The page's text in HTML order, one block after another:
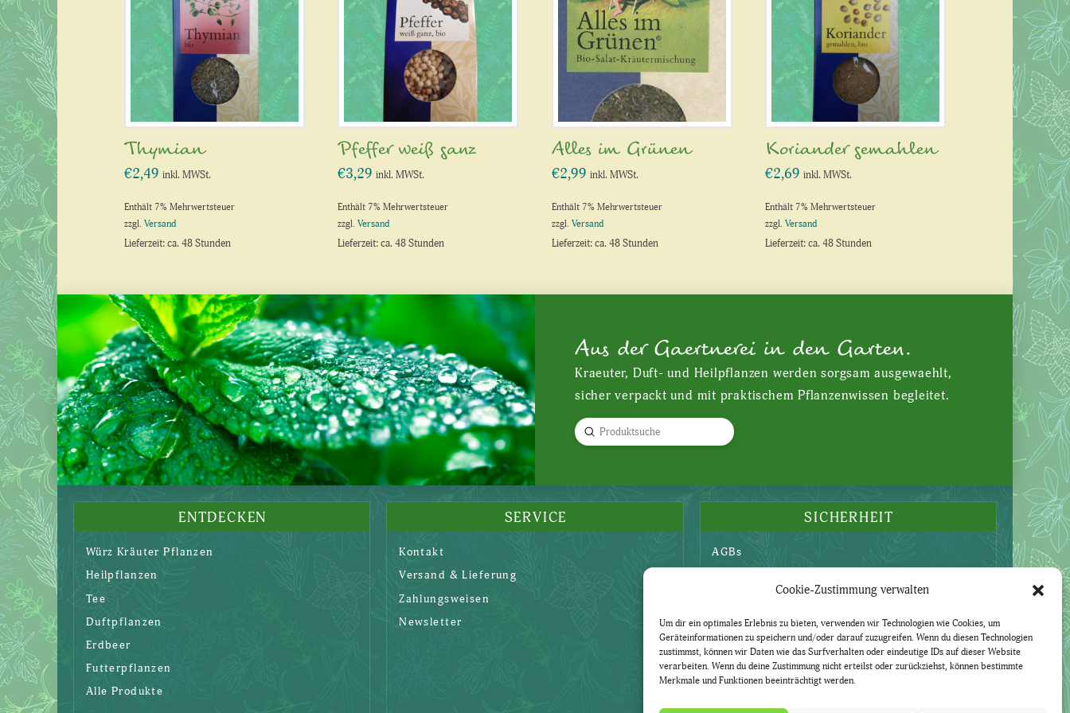
Cookie-Zustimmung verwalten
Um dir ein optimales Erlebnis zu bieten, verwenden wir Technologien wie Cookies, um
Geräteinformationen zu speichern und/oder darauf zuzugreifen. Wenn du diesen Technologien
zustimmst, können wir Daten wie das Surfverhalten oder eindeutige IDs auf dieser Website
verarbeiten. Wenn du deine Zustimmung nicht erteilst oder zurückziehst, können bestimmte
Merkmale und Funktionen beeinträchtigt werden.
Thymian
€2,49 inkl. MWSt.
Enthält 7% Mehrwertsteuer
zzgl. Versand
Lieferzeit: ca. 48 Stunden
Pfeffer weiß ganz
€3,29 inkl. MWSt.
Enthält 7% Mehrwertsteuer
zzgl.Versand
Lieferzeit: ca. 48 Stunden
Alles im Grünen
€2,99 inkl. MWSt.
Enthält 7% Mehrwertsteuer
zzgl. Versand
Lieferzeit: ca. 48 Stunden
Koriander gemahlen
€2,69 inkl. MWSt.
Enthält 7% Mehrwertsteuer
zzgl. Versand
Lieferzeit: ca. 48 Stunden
Aus der Gaertnerei in den Garten.
Kraeuter, Duft- und Heilpflanzen werden sorgsam ausgewaehlt,
sicher verpackt und mit praktischem Pflanzenwissen begleitet.
Search
Submit
ENTDECKEN
Würz Kräuter Pflanzen
Heilpflanzen
Tee
Duftpflanzen
Erdbeer
Futterpflanzen
Alle Produkte
SERVICE
Kontakt
Versand & Lieferung
Zahlungsweisen
Newsletter
SICHERHEIT
AGBs
Impressum